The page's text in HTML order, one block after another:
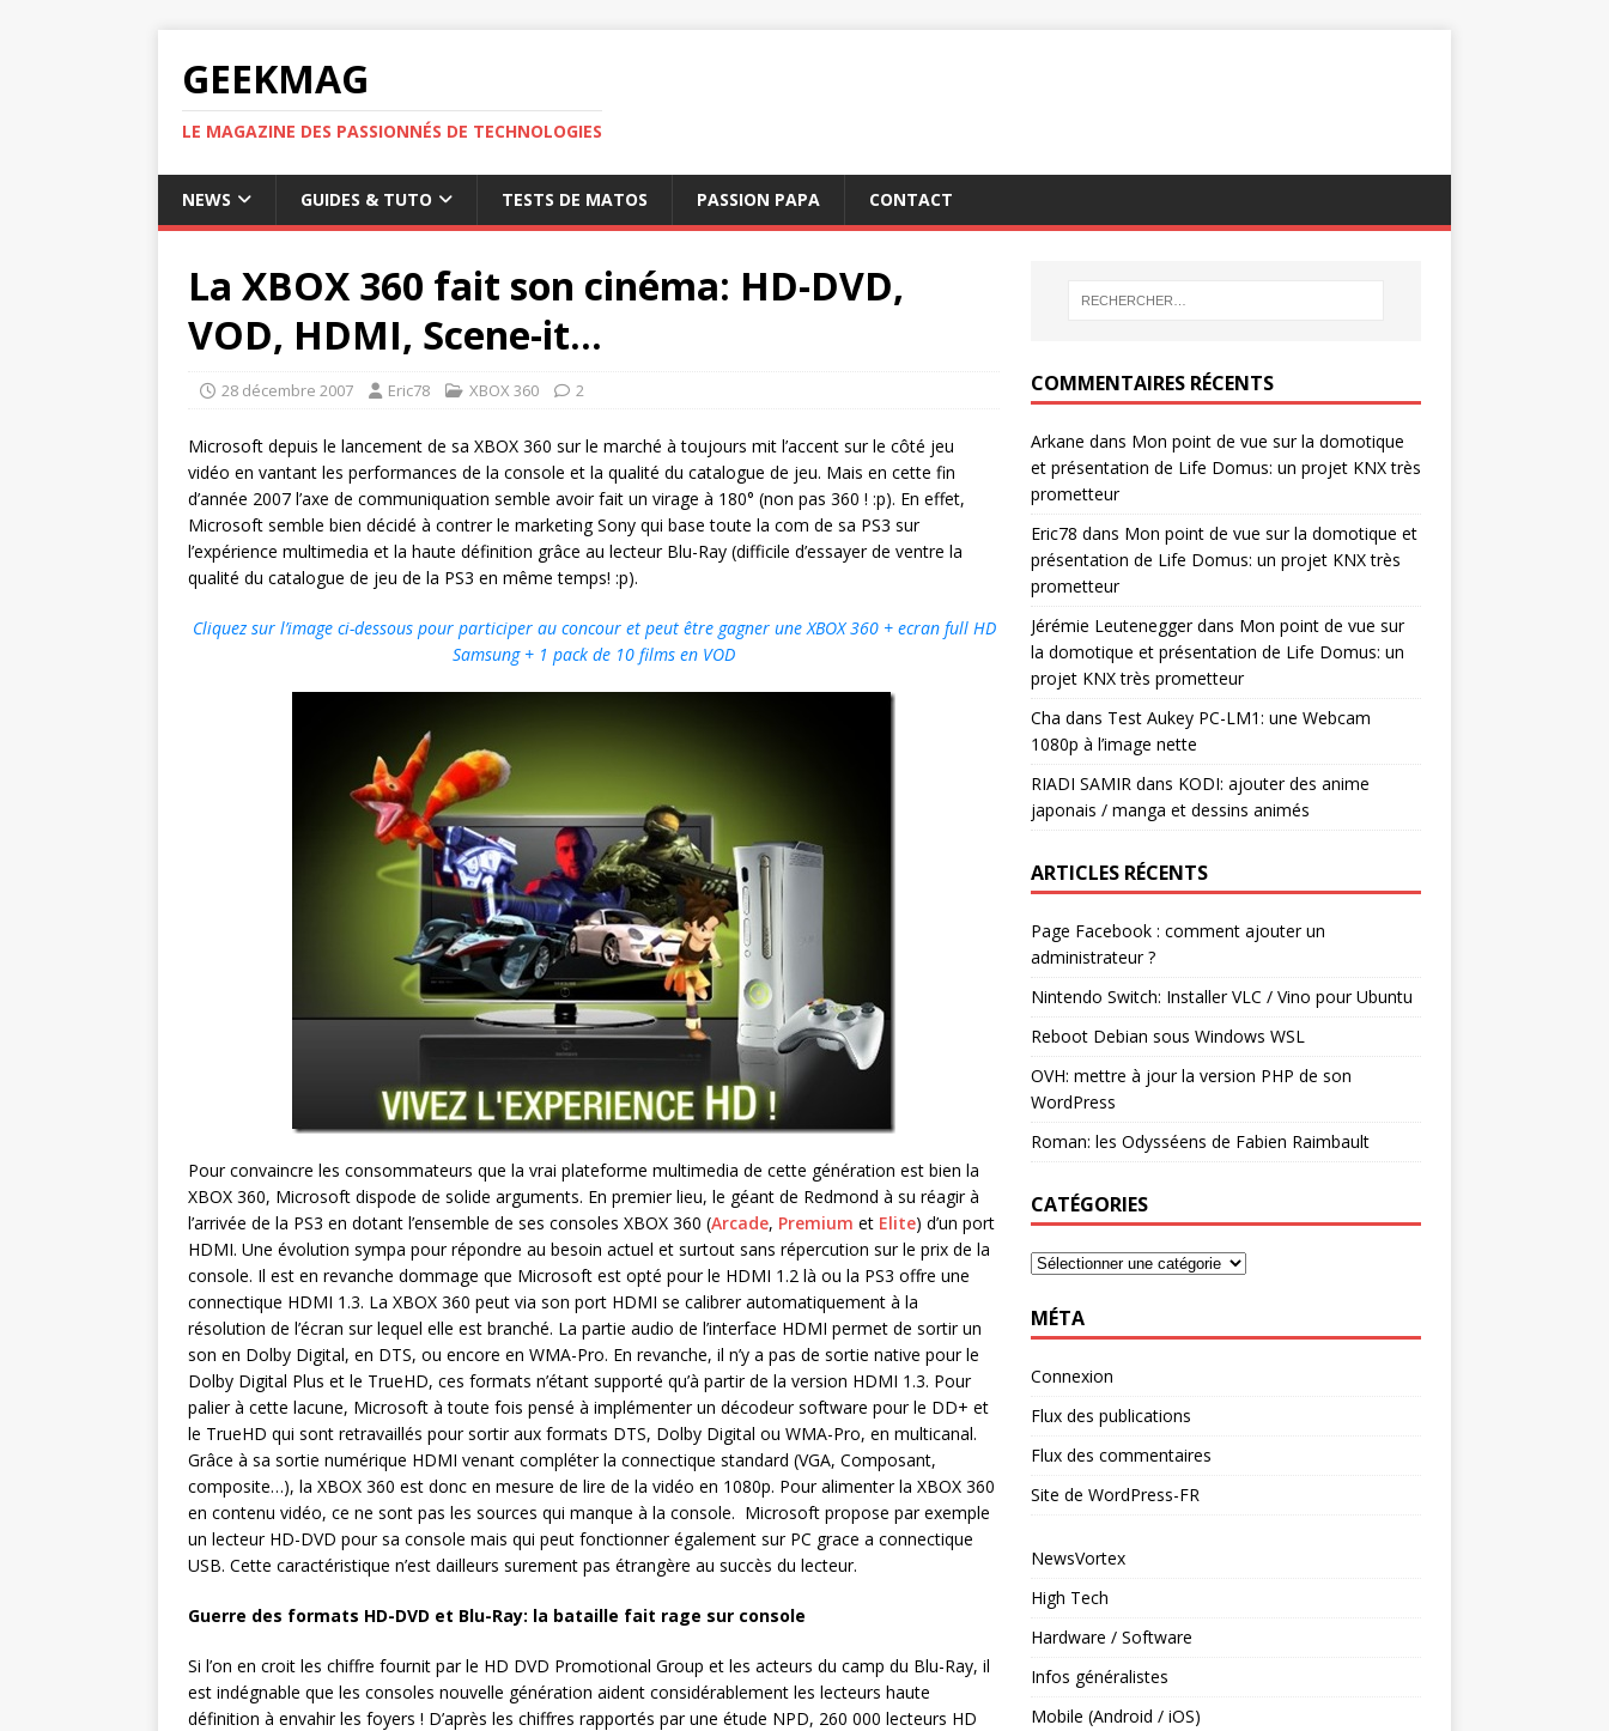
GEEKMAG
LE MAGAZINE DES PASSIONNÉS DE TECHNOLOGIES
NEWS GUIDES & TUTO TESTS DE MATOS PASSION PAPA CONTACT
La XBOX 360 fait son cinéma: HD-DVD,
VOD, HDMI, Scene-it…
28 décembre 2007 Eric78 XBOX 360 2
Microsoft depuis le lancement de sa XBOX 360 sur le marché à toujours mit l’accent sur le côté jeu
vidéo en vantant les performances de la console et la qualité du catalogue de jeu. Mais en cette fin
d’année 2007 l’axe de communiquation semble avoir fait un virage à 180° (non pas 360 ! :p). En effet,
Microsoft semble bien décidé à contrer le marketing Sony qui base toute la com de sa PS3 sur
l’expérience multimedia et la haute définition grâce au lecteur Blu-Ray (difficile d’essayer de ventre la
qualité du catalogue de jeu de la PS3 en même temps! :p).
Cliquez sur l’image ci-dessous pour participer au concour et peut être gagner une XBOX 360 + ecran full HD
Samsung + 1 pack de 10 films en VOD
Pour convaincre les consommateurs que la vrai plateforme multimedia de cette génération est bien la
XBOX 360, Microsoft dispode de solide arguments. En premier lieu, le géant de Redmond à su réagir à
l’arrivée de la PS3 en dotant l’ensemble de ses consoles XBOX 360 (Arcade, Premium et Elite) d’un port
HDMI. Une évolution sympa pour répondre au besoin actuel et surtout sans répercution sur le prix de la
console. Il est en revanche dommage que Microsoft est opté pour le HDMI 1.2 là ou la PS3 offre une
connectique HDMI 1.3. La XBOX 360 peut via son port HDMI se calibrer automatiquement à la
résolution de l’écran sur lequel elle est branché. La partie audio de l’interface HDMI permet de sortir un
son en Dolby Digital, en DTS, ou encore en WMA-Pro. En revanche, il n’y a pas de sortie native pour le
Dolby Digital Plus et le TrueHD, ces formats n’étant supporté qu’à partir de la version HDMI 1.3. Pour
palier à cette lacune, Microsoft à toute fois pensé à implémenter un décodeur software pour le DD+ et
le TrueHD qui sont retravaillés pour sortir aux formats DTS, Dolby Digital ou WMA-Pro, en multicanal.
Grâce à sa sortie numérique HDMI venant compléter la connectique standard (VGA, Composant,
composite…), la XBOX 360 est donc en mesure de lire de la vidéo en 1080p. Pour alimenter la XBOX 360
en contenu vidéo, ce ne sont pas les sources qui manque à la console. Microsoft propose par exemple
un lecteur HD-DVD pour sa console mais qui peut fonctionner également sur PC grace a connectique
USB. Cette caractéristique n’est dailleurs surement pas étrangère au succès du lecteur.
Guerre des formats HD-DVD et Blu-Ray: la bataille fait rage sur console
Si l’on en croit les chiffre fournit par le HD DVD Promotional Group et les acteurs du camp du Blu-Ray, il
est indégnable que les consoles nouvelle génération aident considérablement les lecteurs haute
définition à envahir les foyers ! D’après les chiffres rapportés par une étude NPD, 260 000 lecteurs HD
COMMENTAIRES RÉCENTS
Arkane dans Mon point de vue sur la domotique
et présentation de Life Domus: un projet KNX très
prometteur
Eric78 dans Mon point de vue sur la domotique et
présentation de Life Domus: un projet KNX très
prometteur
Jérémie Leuteneggerdans Mon point de vue sur
la domotique et présentation de Life Domus: un
projet KNX très prometteur
Cha dans Test Aukey PC-LM1: une Webcam
1080p à l’image nette
RIADI SAMIR dans KODI: ajouter des anime
japonais / manga et dessins animés
ARTICLES RÉCENTS
Page Facebook : comment ajouter un
administrateur ?
Nintendo Switch: Installer VLC / Vino pour Ubuntu
Reboot Debian sous Windows WSL
OVH: mettre à jour la version PHP de son
WordPress
Roman: les Odysséens de Fabien Raimbault
CATÉGORIES
MÉTA
Connexion
Flux des publications
Flux des commentaires
Site de WordPress-FR
NewsVortex
High Tech
Hardware / Software
Infos généralistes
Mobile (Android / iOS)